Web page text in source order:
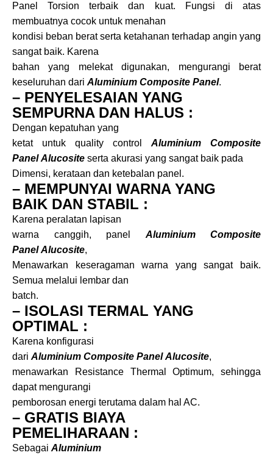
Panel Torsion terbaik dan kuat. Fungsi di atas
membuatnya cocok untuk menahan
kondisi beban berat serta ketahanan terhadap angin yang
sangat baik. Karena
bahan yang melekat digunakan, mengurangi berat
keseluruhan dari Aluminium Composite Panel.
– PENYELESAIAN YANG
SEMPURNA DAN HALUS :
Dengan kepatuhan yang
ketat untuk quality control Aluminium Composite
Panel Alucosite serta akurasi yang sangat baik pada
Dimensi, kerataan dan ketebalan panel.
– MEMPUNYAI WARNA YANG
BAIK DAN STABIL :
Karena peralatan lapisan
warna canggih, panel Aluminium Composite
Panel Alucosite,
Menawarkan keseragaman warna yang sangat baik.
Semua melalui lembar dan
batch.
– ISOLASI TERMAL YANG
OPTIMAL :
Karena konfigurasi
dari Aluminium Composite Panel Alucosite,
menawarkan Resistance Thermal Optimum, sehingga
dapat mengurangi
pemborosan energi terutama dalam hal AC.
– GRATIS BIAYA
PEMELIHARAAN :
Sebagai Aluminium